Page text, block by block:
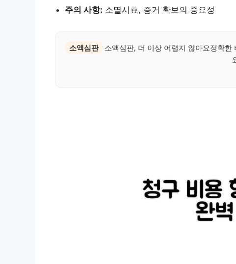
주의 사항: 소멸시효, 증거 확보의 중요성
소액심판
소액심판, 더 이상 어렵지 않아요정확